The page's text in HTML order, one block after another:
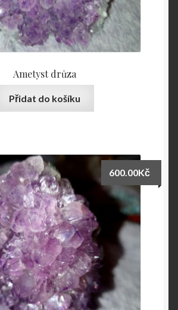
Ametyst drůza
Přidat do košíku
600.00Kč